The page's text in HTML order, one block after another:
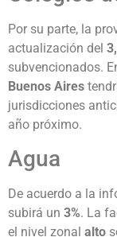
Por su parte, la
actualización del
subvencionados.
Buenos Aires
jurisdicciones
año próximo.
Agua
De acuerdo a la
subirá un 3%. La
el nivel zonal alto